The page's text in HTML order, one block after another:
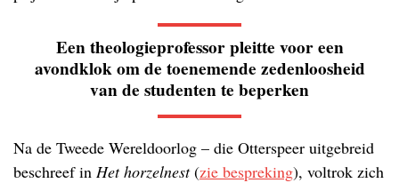
Een theologieprofessor pleitte voor een
avondklok om de toenemende zedenloosheid
van de studenten te beperken
Na de Tweede Wereldoorlog – die Otterspeer uitgebreid
beschreef in Het horzelnest(zie bespreking), voltrok zich